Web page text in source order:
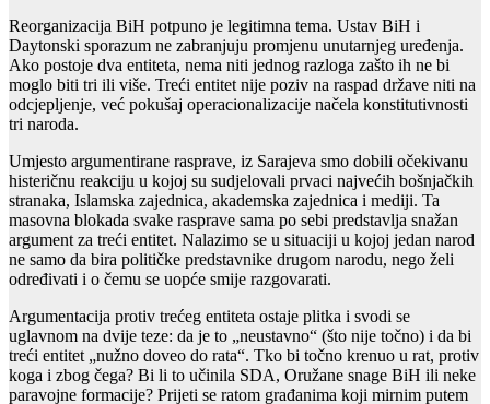
Reorganizacija BiH potpuno je legitimna tema. Ustav BiH i
Daytonski sporazum ne zabranjuju promjenu unutarnjeg uređenja.
Ako postoje dva entiteta, nema niti jednog razloga zašto ih ne bi
moglo biti tri ili više. Treći entitet nije poziv na raspad države niti na
odcjepljenje, već pokušaj operacionalizacije načela konstitutivnosti
tri naroda.
Umjesto argumentirane rasprave, iz Sarajeva smo dobili očekivanu
histeričnu reakciju u kojoj su sudjelovali prvaci najvećih bošnjačkih
stranaka, Islamska zajednica, akademska zajednica i mediji. Ta
masovna blokada svake rasprave sama po sebi predstavlja snažan
argument za treći entitet. Nalazimo se u situaciji u kojoj jedan narod
ne samo da bira političke predstavnike drugom narodu, nego želi
određivati i o čemu se uopće smije razgovarati.
Argumentacija protiv trećeg entiteta ostaje plitka i svodi se
uglavnom na dvije teze: da je to „neustavno“ (što nije točno) i da bi
treći entitet „nužno doveo do rata“. Tko bi točno krenuo u rat, protiv
koga i zbog čega? Bi li to učinila SDA, Oružane snage BiH ili neke
paravojne formacije? Prijeti se ratom građanima koji mirnim putem